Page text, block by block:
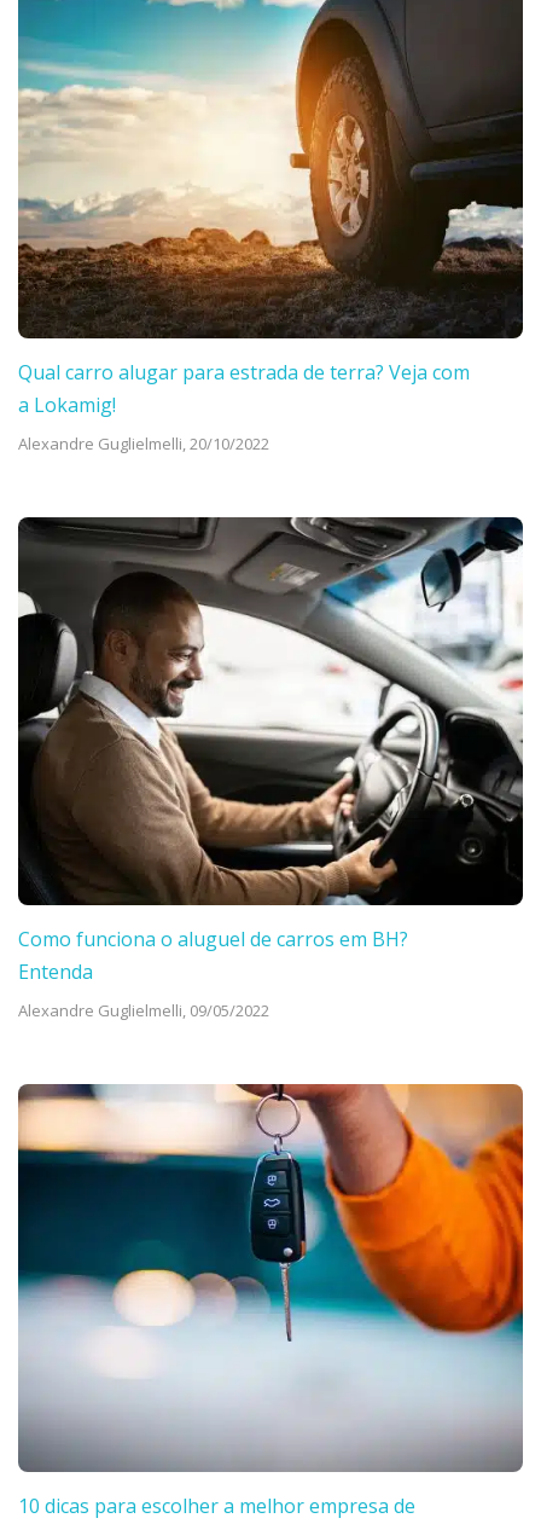
Qual carro alugar para estrada de terra? Veja com
a Lokamig!
Alexandre Guglielmelli,20/10/2022
Como funciona o aluguel de carros em BH?
Entenda
Alexandre Guglielmelli, 09/05/2022
10 dicas para escolher a melhor empresa de